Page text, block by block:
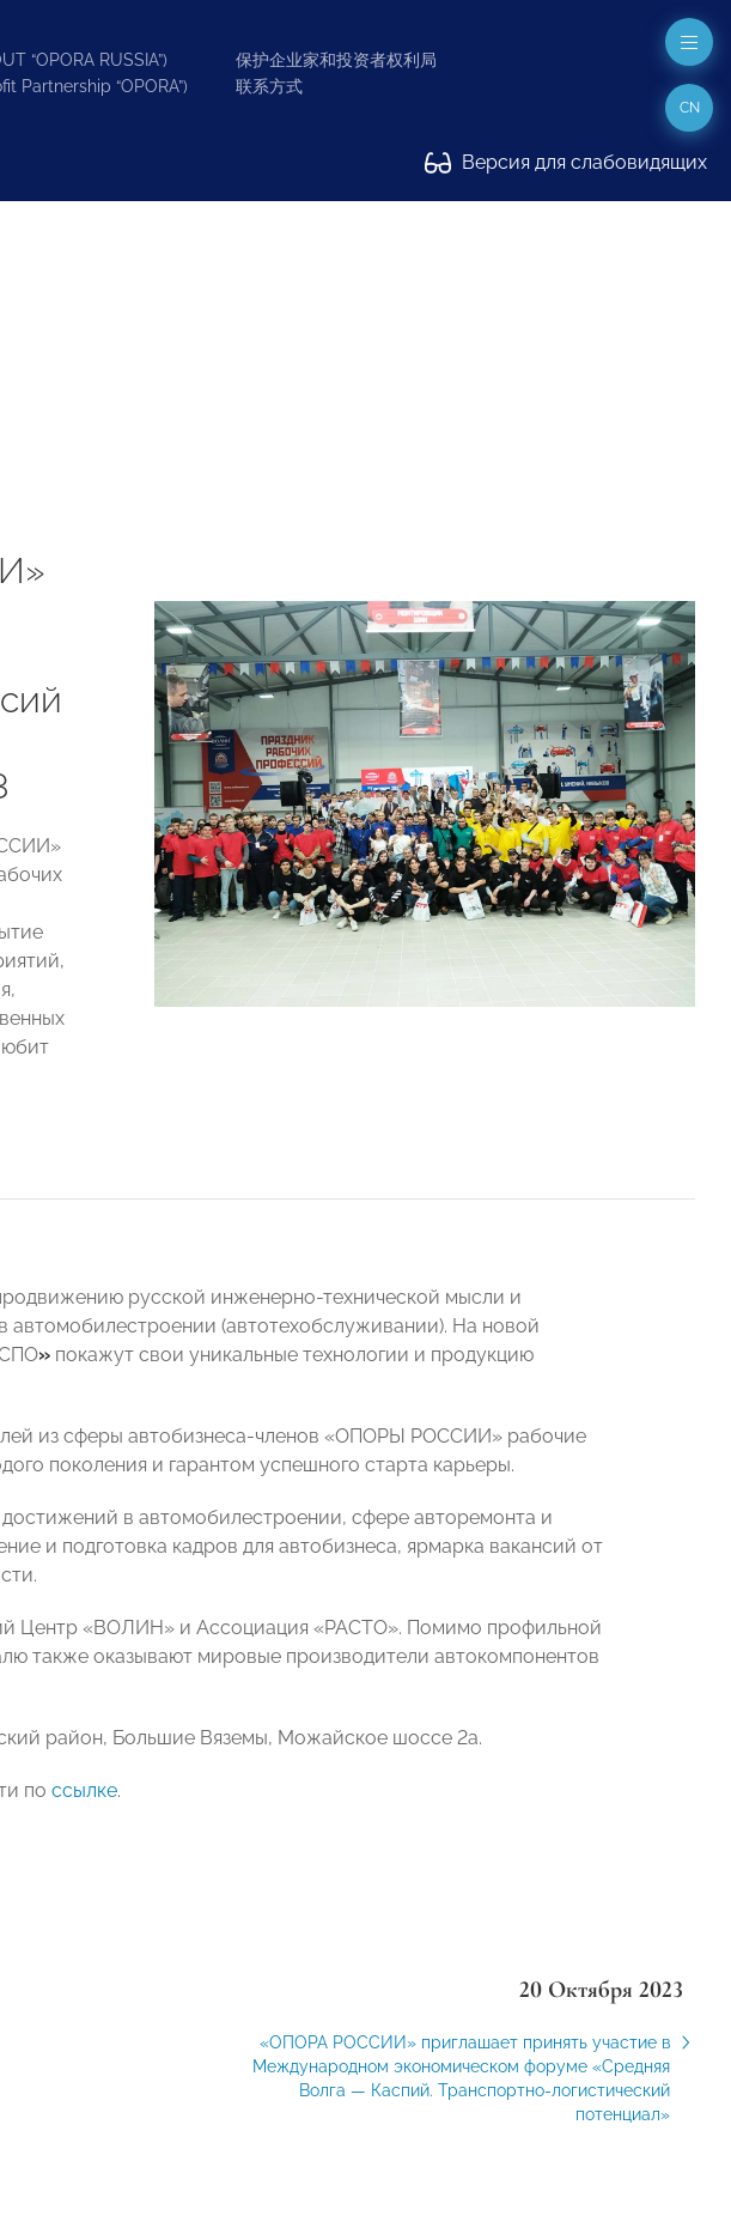
“OPORA RUSSIA”)
Partnership “OPORA”)
保护企业家和投资者权利局
联系方式
Версия для слабовидящих
CN
русской инженерно-технической мысли и
(автотехобслуживании). На новой
» покажут свои уникальные технологии и продукцию
из сферы автобизнеса-членов «ОПОРЫ РОССИИ» рабочие
поколения и гарантом успешного старта карьеры.
в автомобилестроении, сфере авторемонта и
и подготовка кадров для автобизнеса, ярмарка вакансий от
Центр «ВОЛИН» и Ассоциация «РАСТО». Помимо профильной
также оказывают мировые производители автокомпонентов
район, Большие Вяземы, Можайское шоссе 2а.
по ссылке.
20 Октября 2023
«ОПОРА РОССИИ» приглашает принять участие в
Международном экономическом форуме «Средняя
Волга — Каспий. Транспортно-логистический
потенциал»